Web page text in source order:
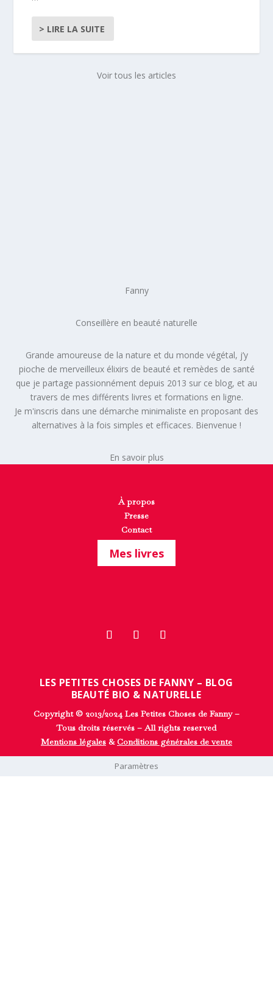
> LIRE LA SUITE
Voir tous les articles
Fanny
Conseillère en beauté naturelle
Grande amoureuse de la nature et du monde végétal, j’y
pioche de merveilleux élixirs de beauté et remèdes de santé
que je partage passionnément depuis 2013 sur ce blog, et au
travers de mes différents livres et formations en ligne.
Je m'inscris dans une démarche minimaliste en proposant des
alternatives à la fois simples et efficaces. Bienvenue !
En savoir plus
À propos
Presse
Contact
Mes livres
LES PETITES CHOSES DE FANNY – BLOG
BEAUTÉ BIO & NATURELLE
Copyright © 2013/2024 Les Petites Choses de Fanny –
Tous droits réservés – All rights reserved
Mentions légales&Conditions générales de vente
Paramètres